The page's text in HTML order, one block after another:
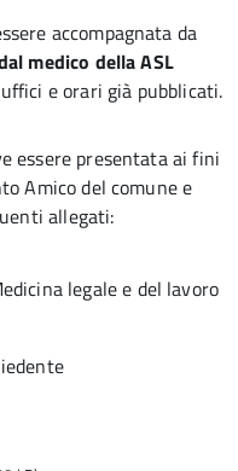
accompagnata da
medico della ASL
e orari già pubblicati.
essere presentata ai fini
Amico del comune e
allegati:
legale e del lavoro